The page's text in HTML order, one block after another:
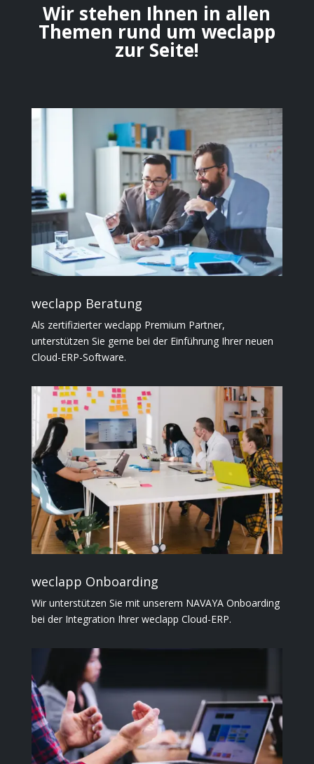
Wir stehen Ihnen in allen
Themen rund um weclapp
zur Seite!
weclapp Beratung
Als zertifizierter weclapp Premium Partner,
unterstützen Sie gerne bei der Einführung Ihrer neuen
Cloud-ERP-Software.
weclapp Onboarding
Wir unterstützen Sie mit unserem NAVAYA Onboarding
bei der Integration Ihrer weclapp Cloud-ERP.